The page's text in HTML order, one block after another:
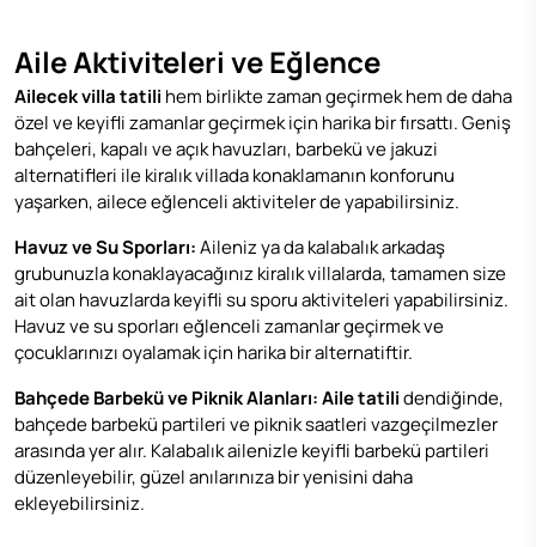
Aile Aktiviteleri ve Eğlence
Ailecek villa tatili hem birlikte zaman geçirmek hem de daha
özel ve keyifli zamanlar geçirmek için harika bir fırsattı. Geniş
bahçeleri, kapalı ve açık havuzları, barbekü ve jakuzi
alternatifleri ile kiralık villada konaklamanın konforunu
yaşarken, ailece eğlenceli aktiviteler de yapabilirsiniz.
Havuz ve Su Sporları:Aileniz ya da kalabalık arkadaş
grubunuzla konaklayacağınız kiralık villalarda, tamamen size
ait olan havuzlarda keyifli su sporu aktiviteleri yapabilirsiniz.
Havuz ve su sporları eğlenceli zamanlar geçirmek ve
çocuklarınızı oyalamak için harika bir alternatiftir.
Bahçede Barbekü ve Piknik Alanları: Aile tatilidendiğinde,
bahçede barbekü partileri ve piknik saatleri vazgeçilmezler
arasında yer alır. Kalabalık ailenizle keyifli barbekü partileri
düzenleyebilir, güzel anılarınıza bir yenisini daha
ekleyebilirsiniz.